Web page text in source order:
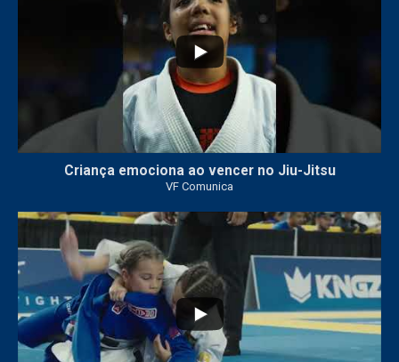
Criança emociona ao vencer no Jiu-Jitsu
VF Comunica
...